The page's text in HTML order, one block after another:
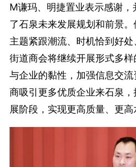
M谦玛、明捷置业表示感谢，
了石泉未来发展规划和前景
主题紧跟潮流、时机恰到好处
街道商会将继续开展形式多
与企业的黏性，加强信息交
商吸引更多优质企业来石泉
展阶段，实现更高质量、更高